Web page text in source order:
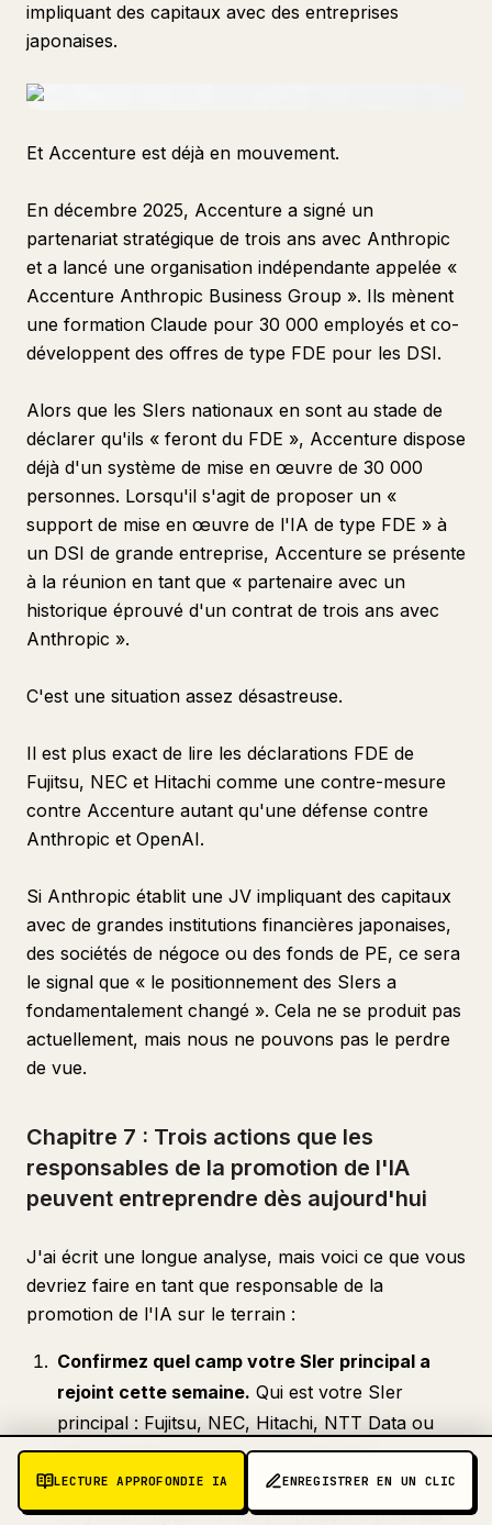
impliquant des capitaux avec des entreprises
japonaises.
Et Accenture est déjà en mouvement.
En décembre 2025, Accenture a signé un
partenariat stratégique de trois ans avec Anthropic
et a lancé une organisation indépendante appelée «
Accenture Anthropic Business Group ». Ils mènent
une formation Claude pour 30 000 employés et co-
développent des offres de type FDE pour les DSI.
Alors que les SIers nationaux en sont au stade de
déclarer qu'ils « feront du FDE », Accenture dispose
déjà d'un système de mise en œuvre de 30 000
personnes. Lorsqu'il s'agit de proposer un «
support de mise en œuvre de l'IA de type FDE » à
un DSI de grande entreprise, Accenture se présente
à la réunion en tant que « partenaire avec un
historique éprouvé d'un contrat de trois ans avec
Anthropic ».
C'est une situation assez désastreuse.
Il est plus exact de lire les déclarations FDE de
Fujitsu, NEC et Hitachi comme une contre-mesure
contre Accenture autant qu'une défense contre
Anthropic et OpenAI.
Si Anthropic établit une JV impliquant des capitaux
avec de grandes institutions financières japonaises,
des sociétés de négoce ou des fonds de PE, ce sera
le signal que « le positionnement des SIers a
fondamentalement changé ». Cela ne se produit pas
actuellement, mais nous ne pouvons pas le perdre
de vue.
Chapitre 7 : Trois actions que les
responsables de la promotion de l'IA
peuvent entreprendre dès aujourd'hui
J'ai écrit une longue analyse, mais voici ce que vous
devriez faire en tant que responsable de la
promotion de l'IA sur le terrain :
Confirmez quel camp votre SIer principal a
rejoint cette semaine. Qui est votre SIer
principal : Fujitsu, NEC, Hitachi, NTT Data ou
NRI ? Vérifiez si ce SIer est partenaire
d'Anthropic, d'OpenAI ou des deux, et revérifiez
s'il y a un impact sur les propositions pour les
LECTURE APPROFONDIE IA ENREGISTRER EN UN CLIC